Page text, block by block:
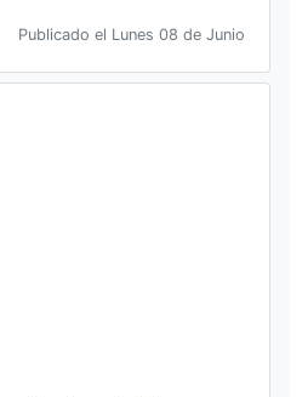
Publicado el Lunes 08 de Junio